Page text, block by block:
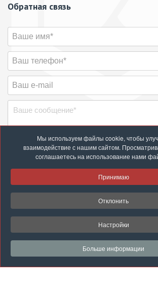
Мы используем файлы cookie, чтобы
взаимодействие с нашим сайтом.
соглашаетесь на использование нами
Принимаю
Отклонить
Настройки
Больше информации
Обратная связь
Вы можете ознакомиться с информацией об
Условия обслуживания*
Я ознакомлен с политикой обработки